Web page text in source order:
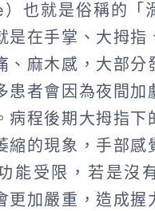
也就是俗稱的「
是在手掌、大拇指
、麻木感，大部分
患者會因為夜間加
病程後期大拇指下
縮的現象，手部感
能受限，若是沒
更加嚴重，造成握